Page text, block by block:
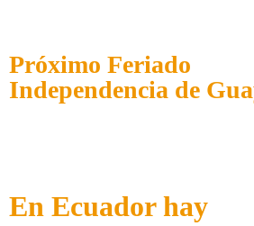
Próximo Feriado
Independencia de
En Ecuador hay